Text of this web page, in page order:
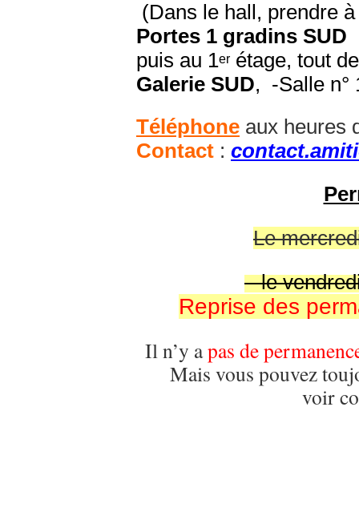
(Dans le hall, prendre
Portes 1 gradins SUD
puis au 1er étage, tout
Galerie SUD, -Salle n°
Téléphone aux heures
Contact :
Le
– le
Reprise des
Il n’y apas de
Mais vous pouvez
voir